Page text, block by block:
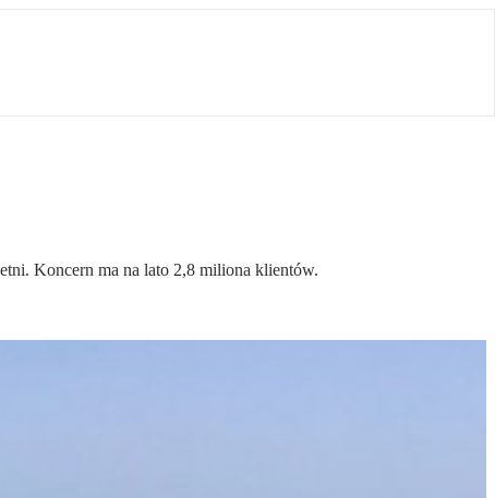
Koncern ma na lato 2,8 miliona klientów.